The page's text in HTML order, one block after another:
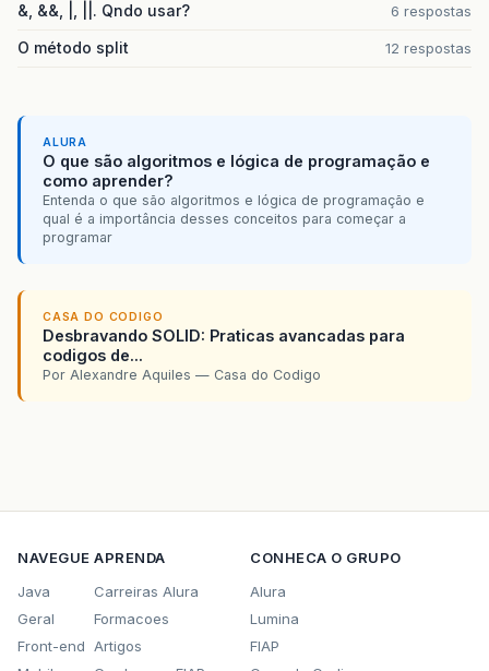
&, &&, |, ||. Qndo usar? 6 respostas
O método split 12 respostas
ALURA
O que são algoritmos e lógica de programação e
como aprender?
Entenda o que são algoritmos e lógica de programação e
qual é a importância desses conceitos para começar a
programar
CASA DO CODIGO
Desbravando SOLID: Praticas avancadas para
codigos de...
Por Alexandre Aquiles — Casa do Codigo
NAVEGUE
Java
Geral
Front-end
APRENDA
Carreiras Alura
Formacoes
Artigos
CONHECA O GRUPO
Alura
Lumina
FIAP